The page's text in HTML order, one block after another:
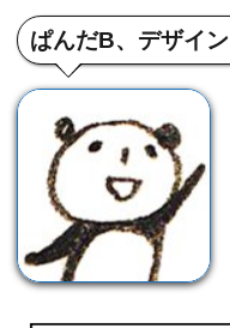
ぱんだB、デザイ